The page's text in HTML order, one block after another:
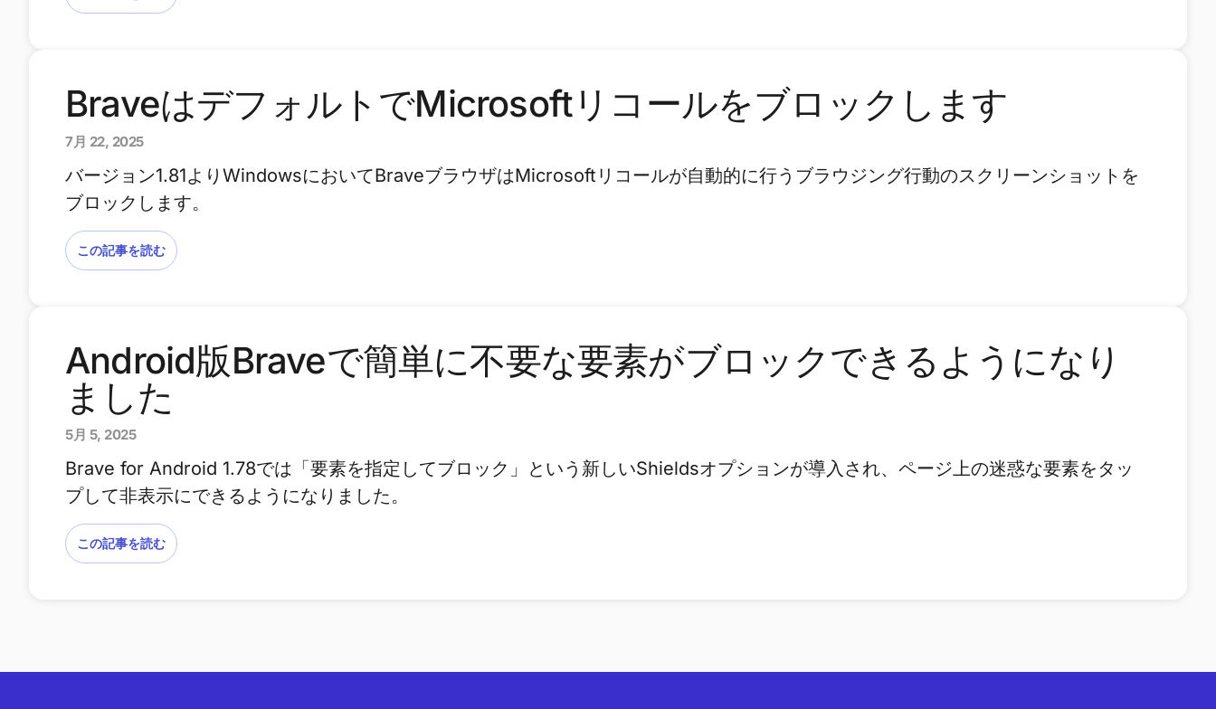
BraveはデフォルトでMicrosoftリコールをブロックします
7月 22, 2025
バージョン1.81よりWindowsにおいてBraveブラウザはMicrosoftリコールが自動的に行うブラウジング行動のスクリーンショットを
ブロックします。
この記事を読む
Android版Braveで簡単に不要な要素がブロックできるようになり
ました
5月 5, 2025
Brave for Android 1.78では「要素を指定してブロック」という新しいShieldsオプションが導入され、ページ上の迷惑な要素をタッ
プして非表示にできるようになりました。
この記事を読む